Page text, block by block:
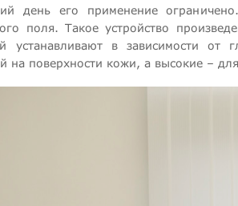
день его применение
поля. Такое устройство
устанавливают в зависимости от
поверхности кожи, а высокие –